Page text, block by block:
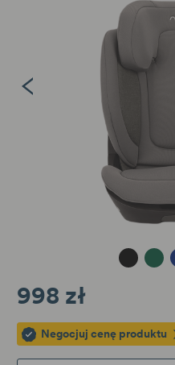
Caviar Forest
998 zł
Negocjuj cenę produktu